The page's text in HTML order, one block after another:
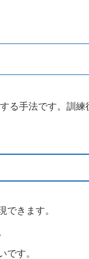
る手法です。訓
できます。
です。